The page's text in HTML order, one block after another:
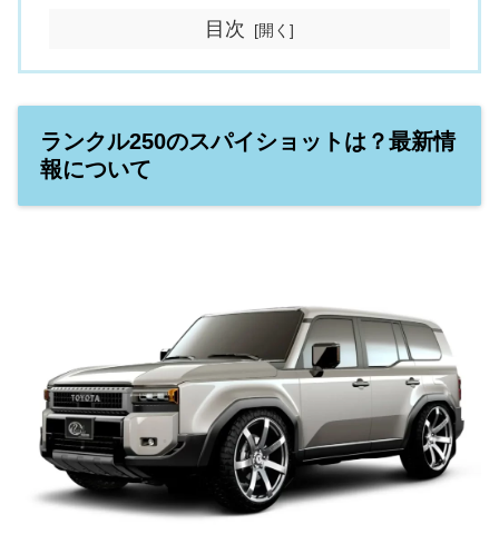
目次
ランクル250のスパイショットは？最新情
報について